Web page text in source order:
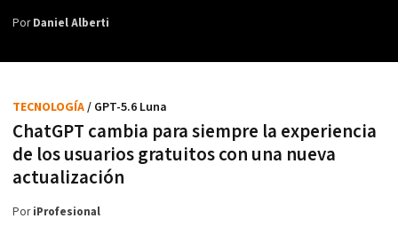
PorDaniel Alberti
ChatGPT cambia para siempre la experiencia
de los usuarios gratuitos con una nueva
actualización
TECNOLOGÍA/ GPT-5.6 Luna
PoriProfesional